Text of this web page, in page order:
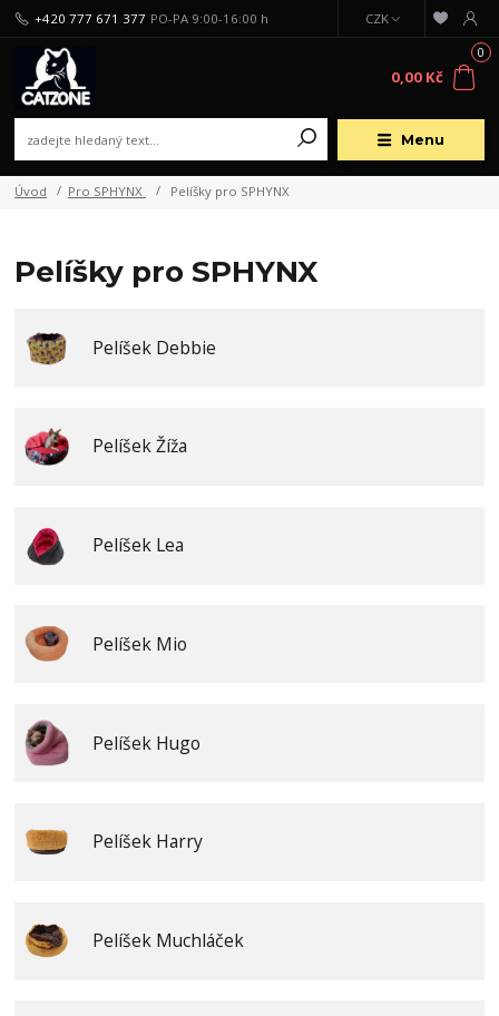
Menu
CZK
+420 777 671 377 PO-PA 9:00-16:00 h
0
0,00 Kč
Úvod Pro SPHYNX Pelíšky pro SPHYNX
Pelíšky pro SPHYNX
Pelíšek Debbie
Pelíšek Žíža
Pelíšek Lea
Pelíšek Mio
Pelíšek Hugo
Pelíšek Harry
Pelíšek Muchláček